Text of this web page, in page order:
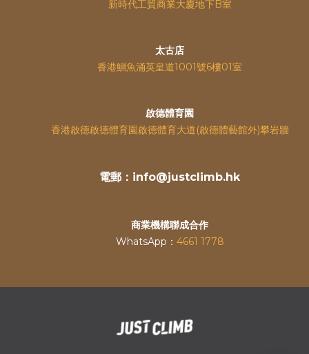
新時代工貿商業大廈地下B室
太古店
香港鰂魚涌英皇道1001號6樓01室
啟德體育園
香港啟德啟德體育園啟德體育大道(啟德體藝館外)攀岩牆
電郵：info@justclimb.hk
商業機構聯成合作
WhatsApp： 4661 1778